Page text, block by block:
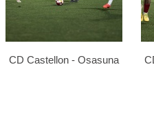
CD Castellon - Osasuna